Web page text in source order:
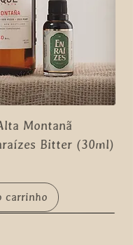
Montanã
Bitter (30ml)
carrinho